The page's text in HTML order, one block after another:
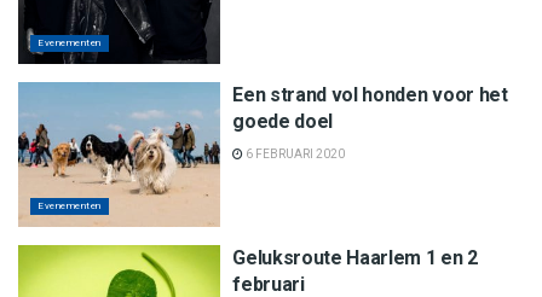
Evenementen
Evenementen
Een strand vol honden voor het
goede doel
6 FEBRUARI 2020
Geluksroute Haarlem 1 en 2
februari